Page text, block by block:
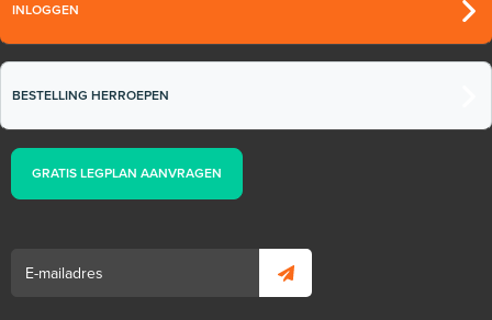
INLOGGEN
BESTELLING HERROEPEN
GRATIS LEGPLAN AANVRAGEN